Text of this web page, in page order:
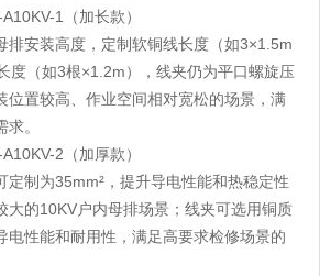
1（加长款）
排安装高度，定制软铜线长度（如3×1.5m
度（如3根×1.2m），线夹仍为平口螺旋压
位置较高、作业空间相对宽松的场景，满
。
2（加厚款）
定制为35mm²，提升导电性能和热稳定性
大的10KV户内母排场景；线夹可选用铜质
电性能和耐用性，满足高要求检修场景的